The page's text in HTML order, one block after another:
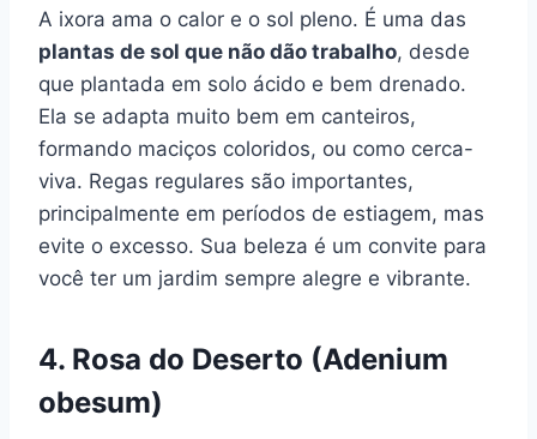
A ixora ama o calor e o sol pleno. É uma das
plantas de sol que não dão trabalho, desde
que plantada em solo ácido e bem drenado.
Ela se adapta muito bem em canteiros,
formando maciços coloridos, ou como cerca-
viva. Regas regulares são importantes,
principalmente em períodos de estiagem, mas
evite o excesso. Sua beleza é um convite para
você ter um jardim sempre alegre e vibrante.
4. Rosa do Deserto (Adenium
obesum)